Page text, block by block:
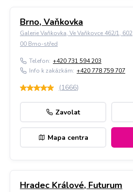
Brno, Vaňkovka
Galerie Vaňkovka, Ve Vaňkovce 462/1, 602
00 Brno-střed
Telefon: +420 731 594 203
Info k zakázkám: +420 778 759 707
(1666)
Zavolat
Mapa centra
Hradec Králové, Futurum